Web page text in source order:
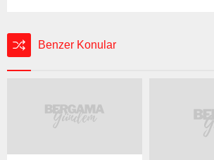
Benzer Konular